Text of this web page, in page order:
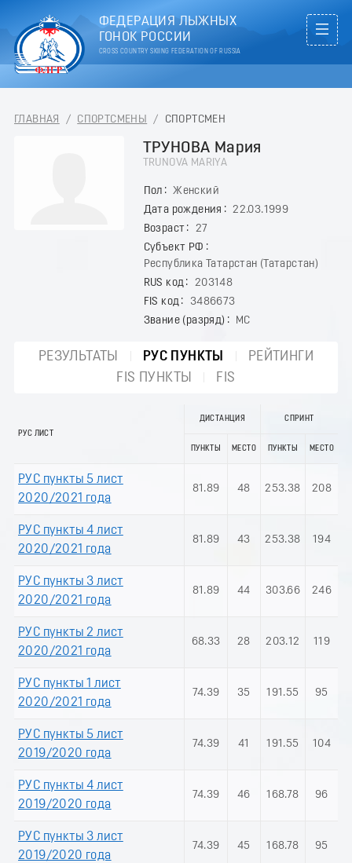
ФЕДЕРАЦИЯ ЛЫЖНЫХ
ГОНОК РОССИИ
CROSS COUNTRY SKIING FEDERATION OF RUSSIA
ГЛАВНАЯ / СПОРТСМЕНЫ / СПОРТСМЕН
ТРУНОВА Мария
TRUNOVA MARIYA
Пол
Женский
Дата рождения
22.03.1999
Возраст
27
Субъект РФ
Республика Татарстан (Татарстан)
RUS код
203148
FIS код
3486673
Звание (разряд)
МС
РЕЗУЛЬТАТЫ РУС ПУНКТЫ
РЕЙТИНГИ
FIS ПУНКТЫ
FIS
РУС ЛИСТ
ДИСТАНЦИЯ СПРИНТ
ПУНКТЫ МЕСТО ПУНКТЫ МЕСТО
РУС пункты 5 лист
2020/2021 года
81.89 48 253.38 208
РУС пункты 4 лист
2020/2021 года
81.89 43 253.38 194
РУС пункты 3 лист
2020/2021 года
81.89 44 303.66 246
РУС пункты 2 лист
2020/2021 года
68.33 28 203.12 119
РУС пункты 1 лист
2020/2021 года
74.39 35 191.55 95
РУС пункты 5 лист
2019/2020 года
74.39 41 191.55 104
РУС пункты 4 лист
2019/2020 года
74.39 46 168.78 96
РУС пункты 3 лист
2019/2020 года
74.39 45 168.78 95